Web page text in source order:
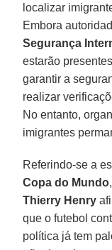
localizar
Embora
Segurança
estarão
garantir a
realizar
No entanto,
imigrantes
Referindo-se a
Copa do Mundo
Thierry Henry
que o futebol
política já tem